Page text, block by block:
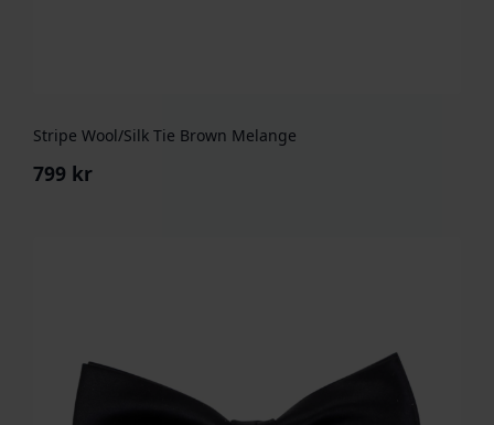
Stripe Wool/Silk Tie Brown Melange
799 kr